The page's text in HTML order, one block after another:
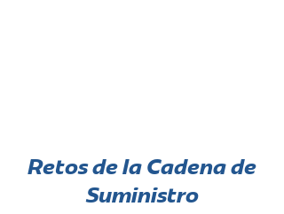
Retos de la Cadena de
Suministro